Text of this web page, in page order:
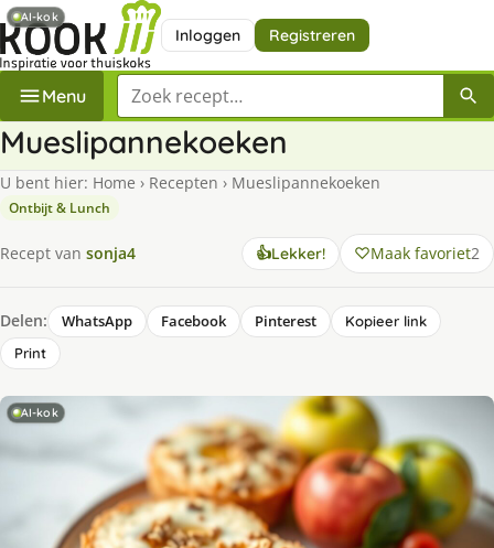
Inloggen Registreren
Menu Zoek een recept
Mueslipannekoeken
U bent hier: Home › Recepten › Mueslipannekoeken
Ontbijt & Lunch
Recept van sonja4 👍Lekker! Maak favoriet2
Delen: WhatsApp Facebook Pinterest
Kopieer link
Print
AI-kok
AI-kok